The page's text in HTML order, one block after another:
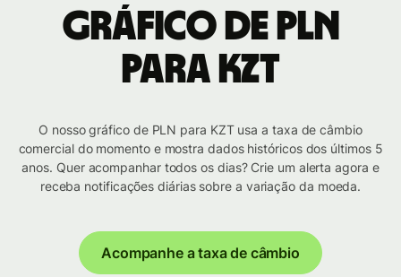
Gráfico de PLN
para KZT
O nosso gráfico de PLN para KZT usa a taxa de câmbio
comercial do momento e mostra dados históricos dos últimos 5
anos. Quer acompanhar todos os dias? Crie um alerta agora e
receba notificações diárias sobre a variação da moeda.
Acompanhe a taxa de câmbio